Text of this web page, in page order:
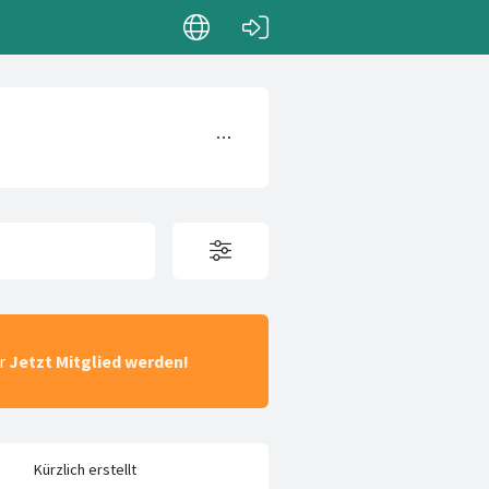
Jetzt Mitglied werden!
Kürzlich erstellt